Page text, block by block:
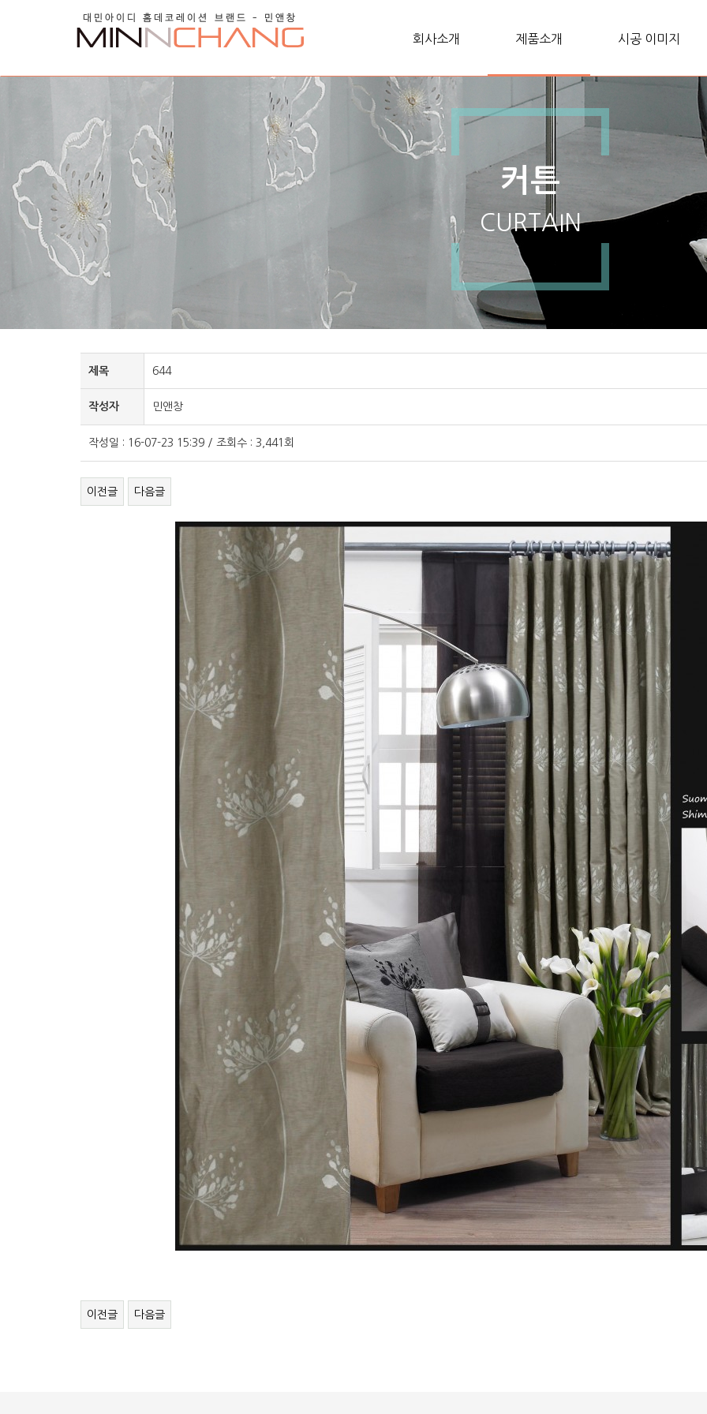
회사소개 제품소개 시공 이미지
커튼
CURTAIN
제목 644
작성자 민앤창
작성일 : 16-07-23 15:39 / 조회수 : 3,441회
이전글 다음글
이전글 다음글